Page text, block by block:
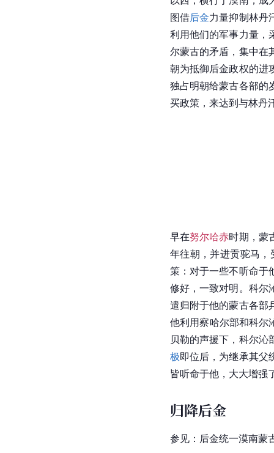
图借后金力量抑制林丹
利用他们的军事力量，
尔蒙古的矛盾，集中在
朝为抵御后金政权的进
独占明朝给蒙古各部的
买政策，来达到与林丹
早在努尔哈赤时期，蒙
年往朝，并进贡驼马
策：对于一些不听命于
修好，一致对明。 科尔
遣归附于他的蒙古各部
他利用察哈尔部和科尔
贝勒的声援下，科尔沁
极即位后，为继承其父
皆听命于他，大大增强
归降后金
参见： 后金统一漠南蒙